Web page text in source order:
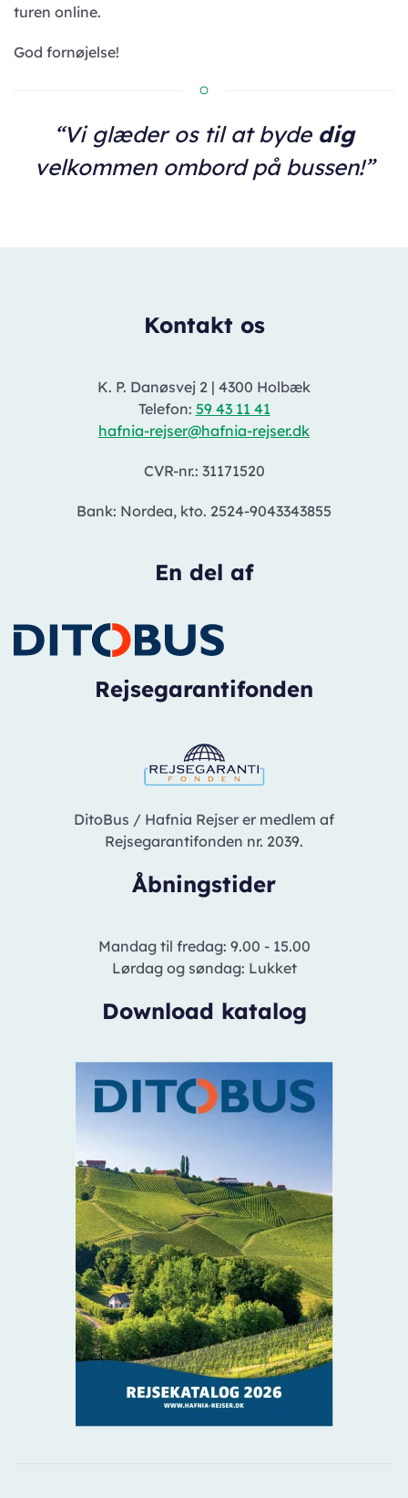
turen online.
God fornøjelse!
“Vi glæder os til at byde dig
velkommen ombord på bussen!”
Kontakt os
K. P. Danøsvej 2 | 4300 Holbæk
Telefon: 59 43 11 41
hafnia-rejser@hafnia-rejser.dk
CVR-nr.: 31171520
Bank: Nordea, kto. 2524-9043343855
En del af
Rejsegarantifonden
DitoBus / Hafnia Rejser er medlem af
Rejsegarantifonden nr. 2039.
Åbningstider
Mandag til fredag: 9.00 - 15.00
Lørdag og søndag: Lukket
Download katalog